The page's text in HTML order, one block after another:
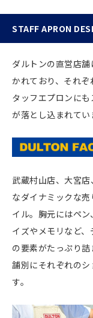
STAFF APRON
ダルトンの直営店
かれており、それ
タッフエプロンに
が落とし込まれてい
武蔵村山店、大宮
なダイナミックな売
イル。胸元にはペ
イズやメモリなど、
の要素がたっぷり
舗別にそれぞれの
す。